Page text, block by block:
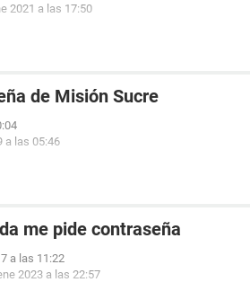
2021 a las 17:50
de Misión Sucre
a las 05:46
me pide contraseña
a las 11:22
2023 a las 22:57